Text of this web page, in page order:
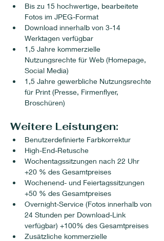
Bis zu 15 hochwertige, bearbeitete
Fotos im JPEG-Format
Download innerhalb von 3-14
Werktagen verfügbar
1,5 Jahre kommerzielle
Nutzungsrechte für Web (Homepage,
Social Media)
1,5 Jahre gewerbliche Nutzungsrechte
für Print (Presse, Firmenflyer,
Broschüren)
Weitere Leistungen:
Benutzerdefinierte Farbkorrektur
High-End-Retusche
Wochentagssitzungen nach 22 Uhr
+20 % des Gesamtpreises
Wochenend- und Feiertagssitzungen
+50 % des Gesamtpreises
Overnight-Service (Fotos innerhalb von
24 Stunden per Download-Link
verfügbar) +100% des Gesamtpreises
Zusätzliche kommerzielle